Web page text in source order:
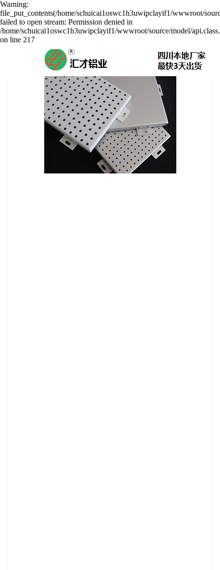
Warning:
file_put_contents(/home/schuicai1oswc1h3uwipclayif1/wwwroot/
failed to open stream: Permission denied in
/home/schuicai1oswc1h3uwipclayif1/wwwroot/source/model/
on line 217
冲孔铝单板